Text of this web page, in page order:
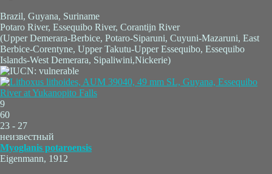
Brazil, Guyana, Suriname
Potaro River, Essequibo River, Corantijn River
(Upper Demerara-Berbice, Potaro-Siparuni, Cuyuni-Mazaruni, East
Berbice-Corentyne, Upper Takutu-Upper Essequibo, Essequibo
Islands-West Demerara, Sipaliwini,Nickerie)
9
60
23 - 27
неизвестный
Myoglanis potaroensis
Eigenmann, 1912